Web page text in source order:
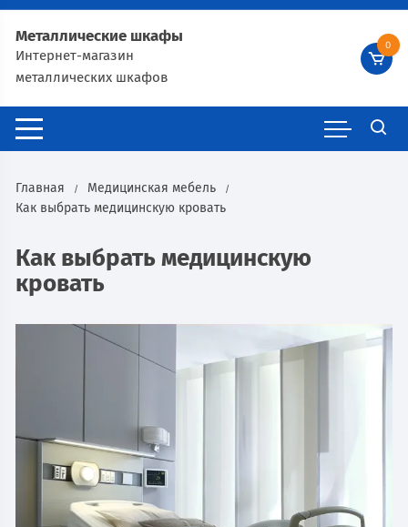
Металлические шкафы
Интернет-магазин
металлических шкафов
0
Главная
Медицинская мебель
Как выбрать медицинскую кровать
Как выбрать медицинскую
кровать